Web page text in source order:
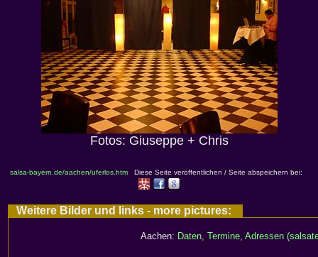
Fotos: Giuseppe + Chris
salsa-bayern.de/aachen/uferlos.htm Diese Seite veröffentlichen / Seite abspeichern bei:
Weitere Bilder und links - more pictures:
Aachen: Daten, Termine, Adressen